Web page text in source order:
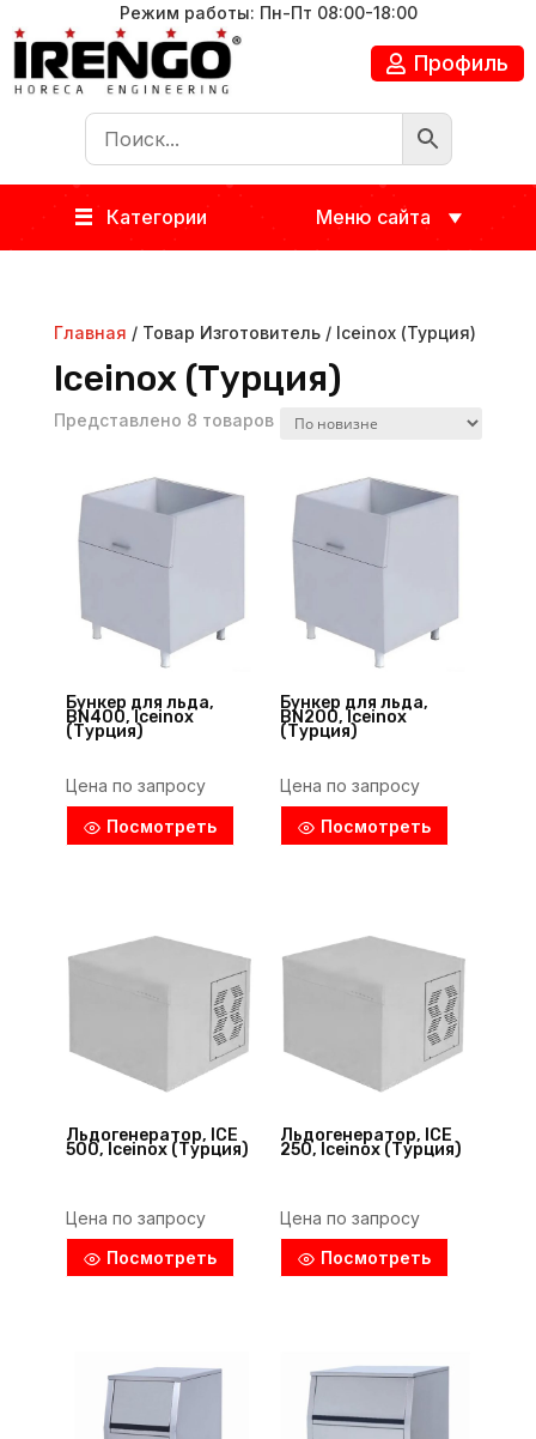
Режим работы: Пн-Пт 08:00-18:00
Профиль
Категории Меню сайта
Главная / Товар Изготовитель / Iceinox (Турция)
Iceinox (Турция)
Представлено 8 товаров
Бункер для льда,
BN400, Iceinox
(Турция)
Цена по запросу
Посмотреть
Бункер для льда,
BN200, Iceinox
(Турция)
Цена по запросу
Посмотреть
Льдогенератор, ICE
500, Iceinox (Турция)
Цена по запросу
Посмотреть
Льдогенератор, ICE
250, Iceinox (Турция)
Цена по запросу
Посмотреть